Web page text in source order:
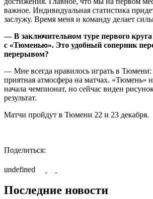
важное. Индивидуальная статистика
заслужу. Время меня и команду делает
— В заключительном туре первого
с «Тюменью». Это удобный соперник
перерывом?
— Мне всегда нравилось играть в
приятная атмосфера на матчах. «Тюмень»
начала чемпионат, но сейчас виден
результат.
Матчи пройдут в Тюмени 22 и 23 декабря.
Поделиться:
undefined
Последние новости